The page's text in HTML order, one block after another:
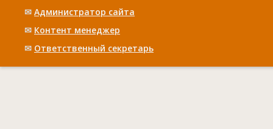
✉ Администратор сайта
✉ Контент менеджер
✉ Ответственный cекретарь